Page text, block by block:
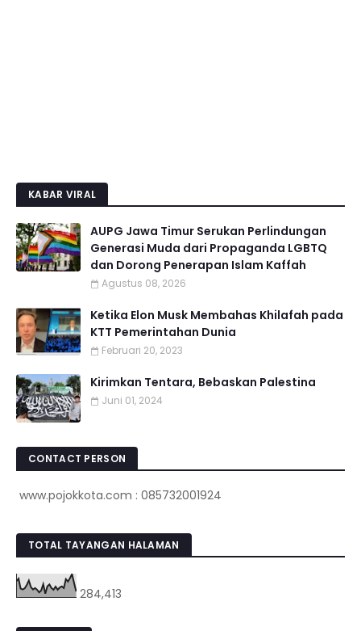
KABAR VIRAL
AUPG Jawa Timur Serukan Perlindungan
Generasi Muda dari Propaganda LGBTQ
dan Dorong Penerapan Islam Kaffah
Agustus 08, 2026
Ketika Elon Musk Membahas Khilafah pada
KTT Pemerintahan Dunia
Februari 20, 2023
Kirimkan Tentara, Bebaskan Palestina
Juni 01, 2024
CONTACT PERSON
: 085732001924
TOTAL TAYANGAN HALAMAN
284,413